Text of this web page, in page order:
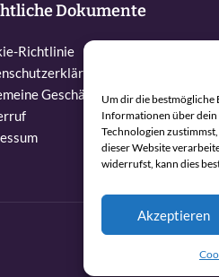
Um dir die bestmögliche
Informationen über dein
Technologien
dieser Website
widerrufst, kann dies
Akzeptieren
Dokumente
Richtlinie
Geschäftsbedingungen